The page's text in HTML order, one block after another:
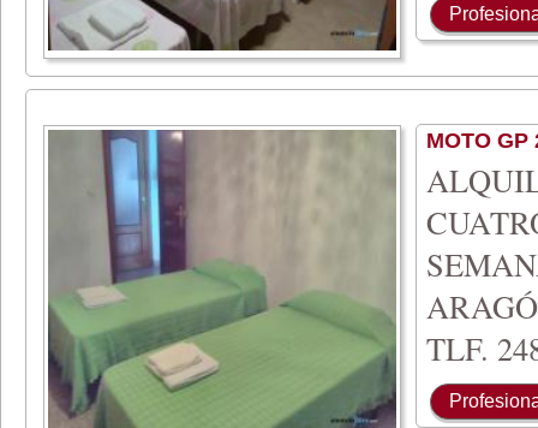
MOTO GP
TLF.